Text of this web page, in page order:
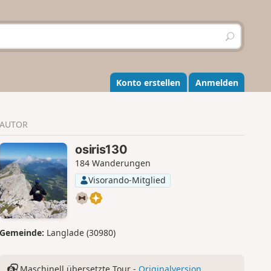
S
u
h
e
n
Konto erstellen Anmelden
AUTOR
osiris130
184 Wanderungen
Visorando-Mitglied
Gemeinde: Langlade (30980)
Maschinell übersetzte Tour - Originalversion